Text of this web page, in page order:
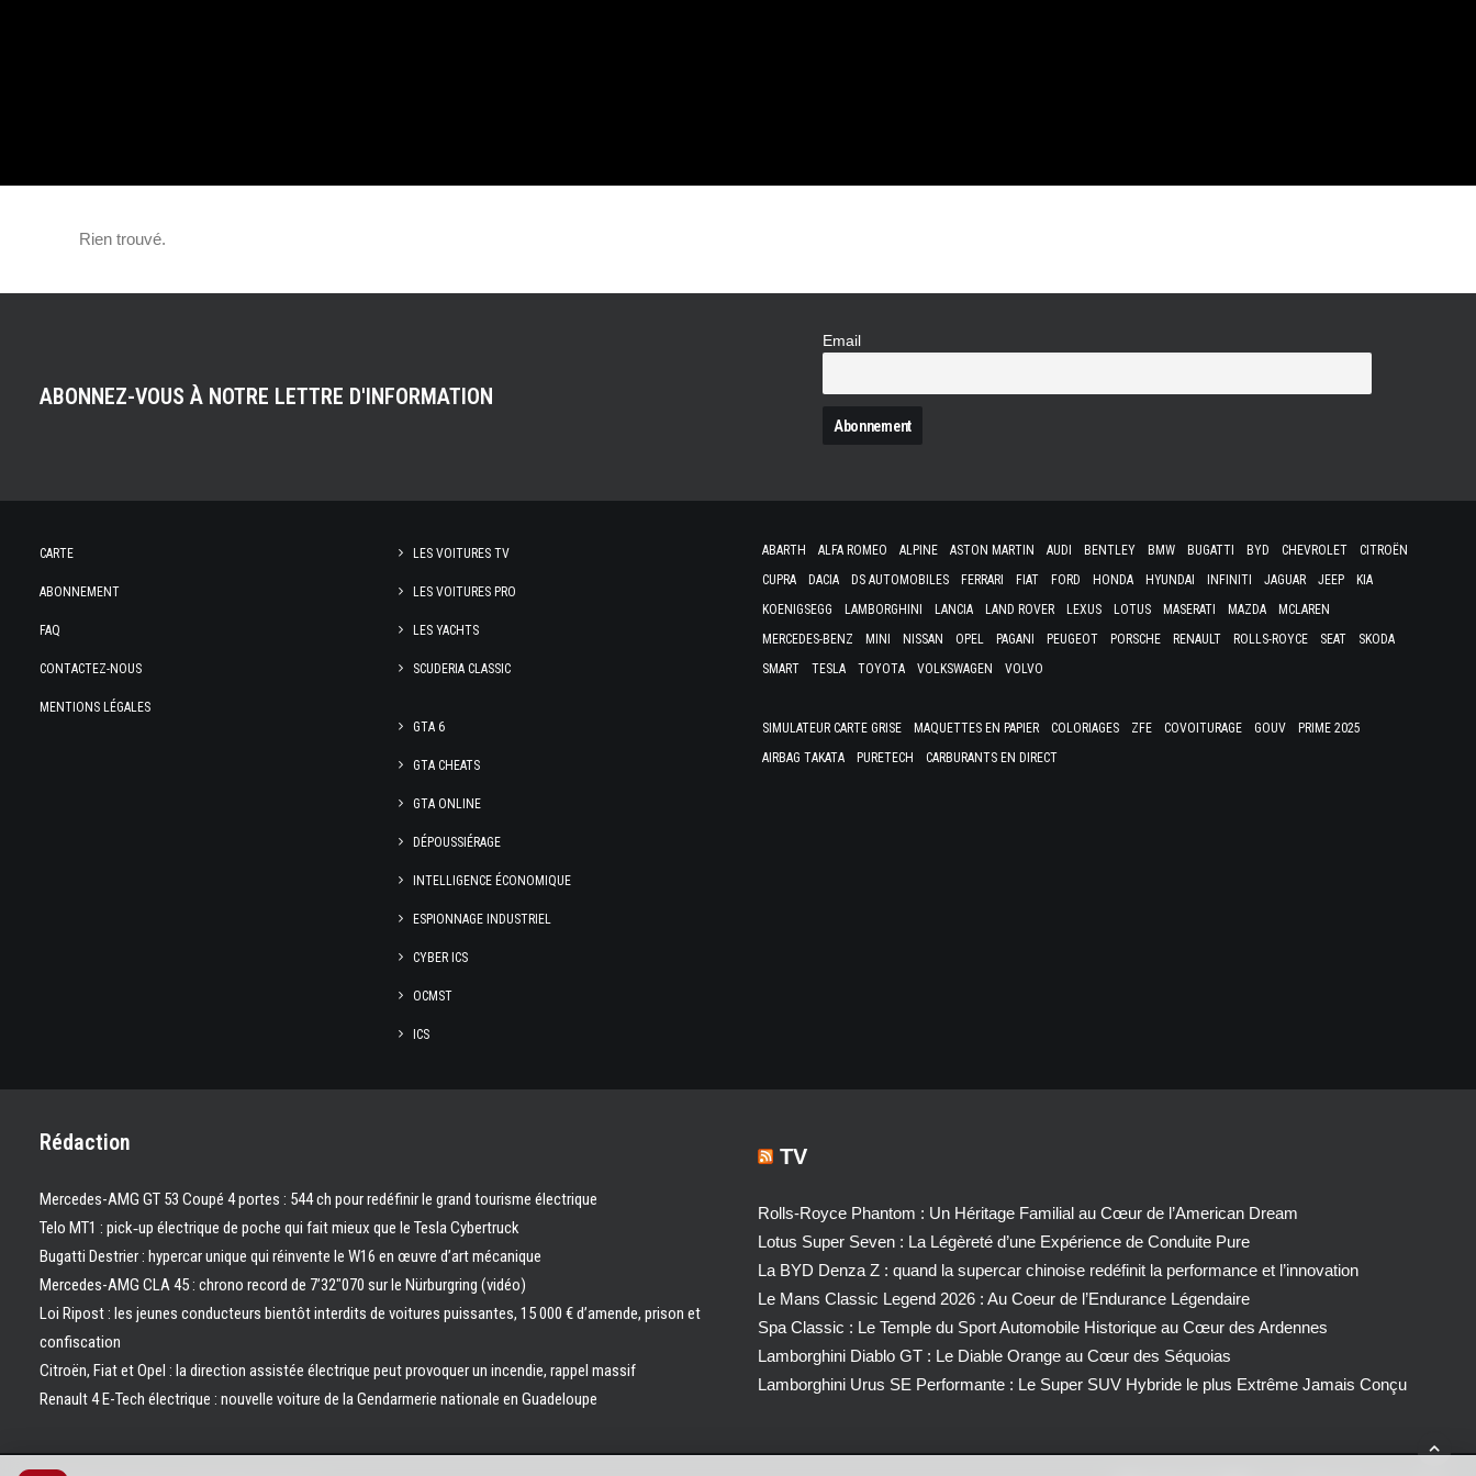
Rien trouvé.
ABONNEZ-VOUS À NOTRE LETTRE D'INFORMATION
Email
CARTE
ABONNEMENT
FAQ
CONTACTEZ-NOUS
MENTIONS LÉGALES
LES VOITURES TV
LES VOITURES PRO
LES YACHTS
SCUDERIA CLASSIC
GTA 6
GTA CHEATS
GTA ONLINE
DÉPOUSSIÉRAGE
INTELLIGENCE ÉCONOMIQUE
ESPIONNAGE INDUSTRIEL
CYBER ICS
OCMST
ICS
ABARTH ALFA ROMEO ALPINE ASTON MARTIN AUDI BENTLEY BMW BUGATTI BYD CHEVROLET
CITROËN
CUPRA
DACIA DS AUTOMOBILES FERRARI FIAT FORD HONDA HYUNDAI INFINITI JAGUAR JEEP
KIA
KOENIGSEGG
LAMBORGHINI LANCIA LAND ROVER LEXUS LOTUS MASERATI MAZDA
MCLAREN
MERCEDES-BENZ
MINI NISSAN OPEL PAGANI PEUGEOT PORSCHE RENAULT ROLLS-ROYCE SEAT
SKODA
SMART
TESLA TOYOTA VOLKSWAGEN VOLVO
SIMULATEUR CARTE GRISE MAQUETTES EN PAPIER COLORIAGES ZFE COVOITURAGE GOUV
PRIME 2025
AIRBAG TAKATA
PURETECH CARBURANTS EN DIRECT
Rédaction
Mercedes-AMG GT 53 Coupé 4 portes : 544 ch pour redéfinir le grand tourisme électrique
Telo MT1 : pick‑up électrique de poche qui fait mieux que le Tesla Cybertruck
Bugatti Destrier : hypercar unique qui réinvente le W16 en œuvre d’art mécanique
Mercedes-AMG CLA 45 : chrono record de 7’32″070 sur le Nürburgring (vidéo)
Loi Ripost : les jeunes conducteurs bientôt interdits de voitures puissantes, 15 000 € d’amende, prison et
confiscation
Citroën, Fiat et Opel : la direction assistée électrique peut provoquer un incendie, rappel massif
Renault 4 E-Tech électrique : nouvelle voiture de la Gendarmerie nationale en Guadeloupe
TV
Rolls-Royce Phantom : Un Héritage Familial au Cœur de l’American Dream
Lotus Super Seven : La Légèreté d’une Expérience de Conduite Pure
La BYD Denza Z : quand la supercar chinoise redéfinit la performance et l’innovation
Le Mans Classic Legend 2026 : Au Coeur de l’Endurance Légendaire
Spa Classic : Le Temple du Sport Automobile Historique au Cœur des Ardennes
Lamborghini Diablo GT : Le Diable Orange au Cœur des Séquoias
Lamborghini Urus SE Performante : Le Super SUV Hybride le plus Extrême Jamais Conçu